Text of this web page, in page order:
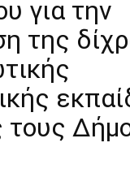
για την
της
τους